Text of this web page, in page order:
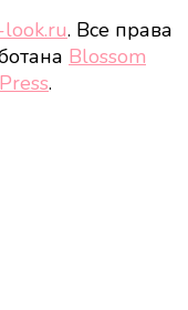
. Все права
Blossom
.